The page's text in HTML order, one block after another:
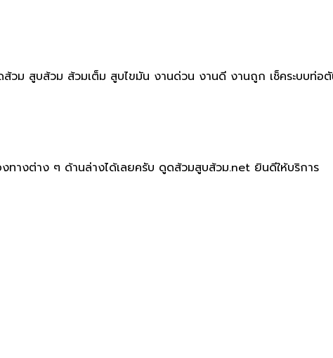
วม สูบส้วม ส้วมเต็ม สูบไขมัน งานด่วน งานดี งานถูก เช็คระบบท่
ทางต่าง ๆ ด้านล่างได้เลยครับ ดูดส้วมสูบส้วม.net ยินดีให้บริการ